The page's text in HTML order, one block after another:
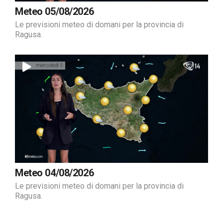
Meteo 05/08/2026
Le previsioni meteo di domani per la provincia di
Ragusa.
Meteo 04/08/2026
Le previsioni meteo di domani per la provincia di
Ragusa.